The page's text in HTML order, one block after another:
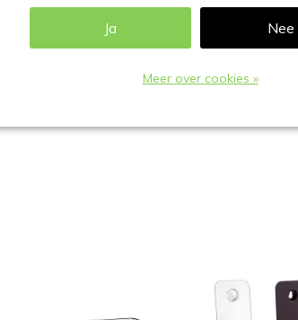
Ja Nee
Meer over cookies »